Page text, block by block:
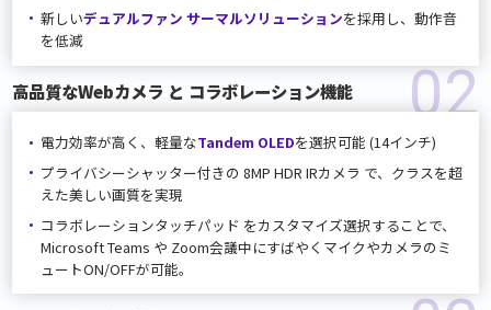
新しいデュアルファン サーマルソリューションを採用し、 動作音
を低減
高品質なWebカメラ と コラボレーション機能 02
電力効率が高く、軽量なTandem OLEDを選択可能 (14インチ)
プライバシーシャッター付きの 8MP HDR IRカメラ で、 クラスを超
えた美しい画質を実現
コラボレーションタッチパッド をカスタマイズ選択することで、
Microsoft Teams や Zoom会議中にすばやくマイクやカメラのミ
ュートON/OFFが可能。